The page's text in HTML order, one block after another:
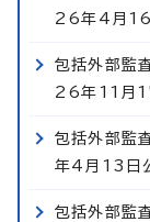
26年4月16
包括外部監
26年11月
包括外部監
年4月13日
包括外部監